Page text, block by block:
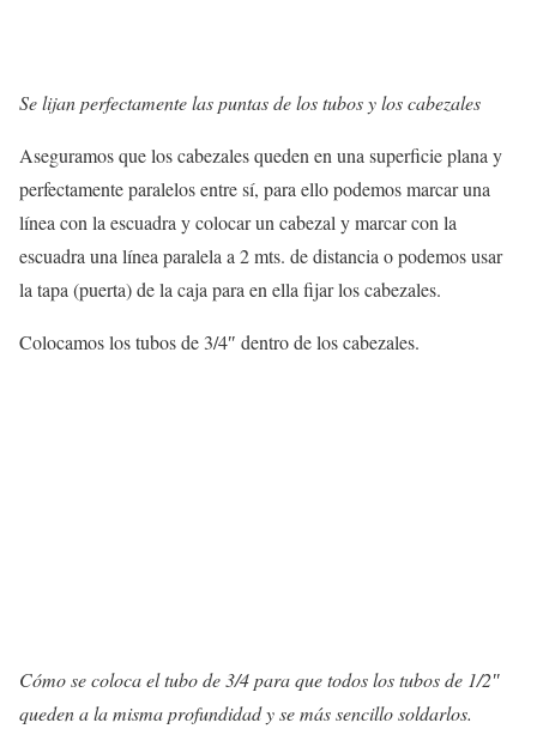
Se lijan perfectamente las puntas de los tubos y los cabezales
Aseguramos que los cabezales queden en una superficie plana y
perfectamente paralelos entre sí, para ello podemos marcar una
línea con la escuadra y colocar un cabezal y marcar con la
escuadra una línea paralela a 2 mts. de distancia o podemos usar
la tapa (puerta) de la caja para en ella fijar los cabezales.
Colocamos los tubos de 3/4″ dentro de los cabezales.
Cómo se coloca el tubo de 3/4 para que todos los tubos de 1/2″
queden a la misma profundidad y se más sencillo soldarlos.